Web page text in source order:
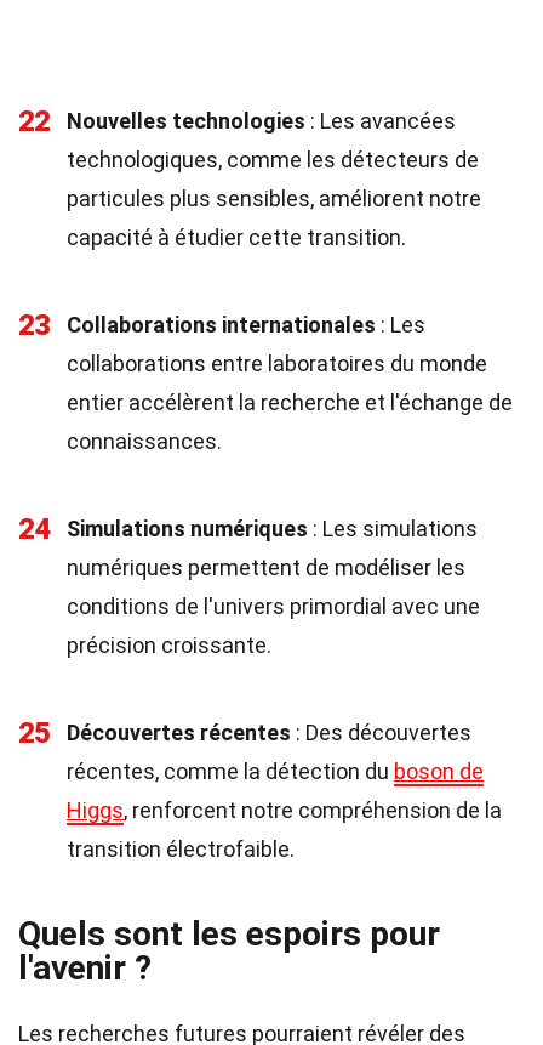
22 Nouvelles technologies : Les avancées
technologiques, comme les détecteurs de
particules plus sensibles, améliorent notre
capacité à étudier cette transition.
23 Collaborations internationales : Les
collaborations entre laboratoires du monde
entier accélèrent la recherche et l'échange de
connaissances.
24 Simulations numériques : Les simulations
numériques permettent de modéliser les
conditions de l'univers primordial avec une
précision croissante.
25 Découvertes récentes : Des découvertes
récentes, comme la détection du boson de
Higgs, renforcent notre compréhension de la
transition électrofaible.
Quels sont les espoirs pour
l'avenir ?
Les recherches futures pourraient révéler des